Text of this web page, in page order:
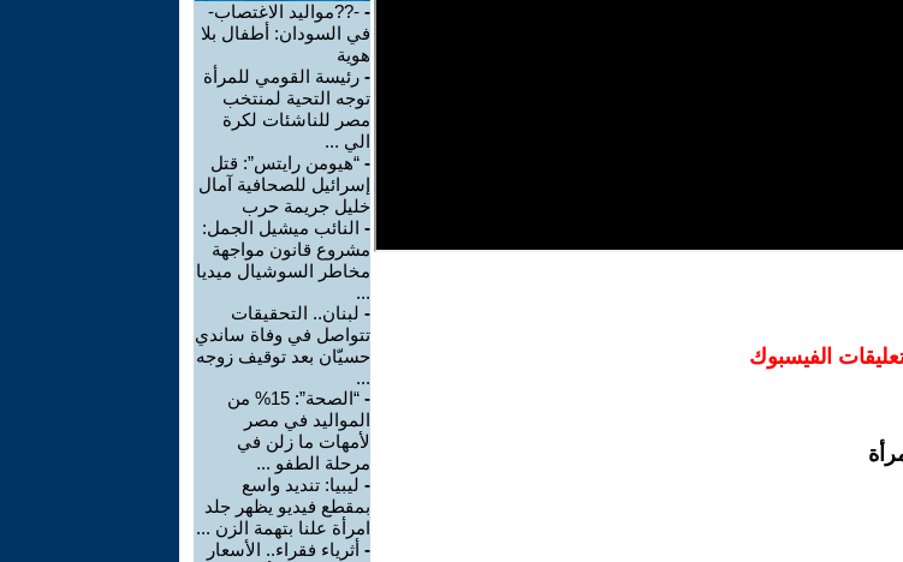
الفيسبوك
- -??مواليد الاغتصاب-
في السودان: أطفال بلا
هوية
- رئيسة القومي للمرأة
توجه التحية لمنتخب
مصر للناشئات لكرة
الي ...
- “هيومن رايتس”: قتل
إسرائيل للصحافية آمال
خليل جريمة حرب
- النائب ميشيل الجمل:
مشروع قانون مواجهة
مخاطر السوشيال ميديا
...
- لبنان.. التحقيقات
تتواصل في وفاة ساندي
حسيّان بعد توقيف زوجه
...
-
“الصحة”: 15% من
المواليد في مصر
لأمهات ما زلن في
مرحلة الطفو ...
- ليبيا: تنديد واسع
بمقطع فيديو يظهر جلد
امرأة علنا بتهمة الزن ...
- أثرياء فقراء.. الأسعار